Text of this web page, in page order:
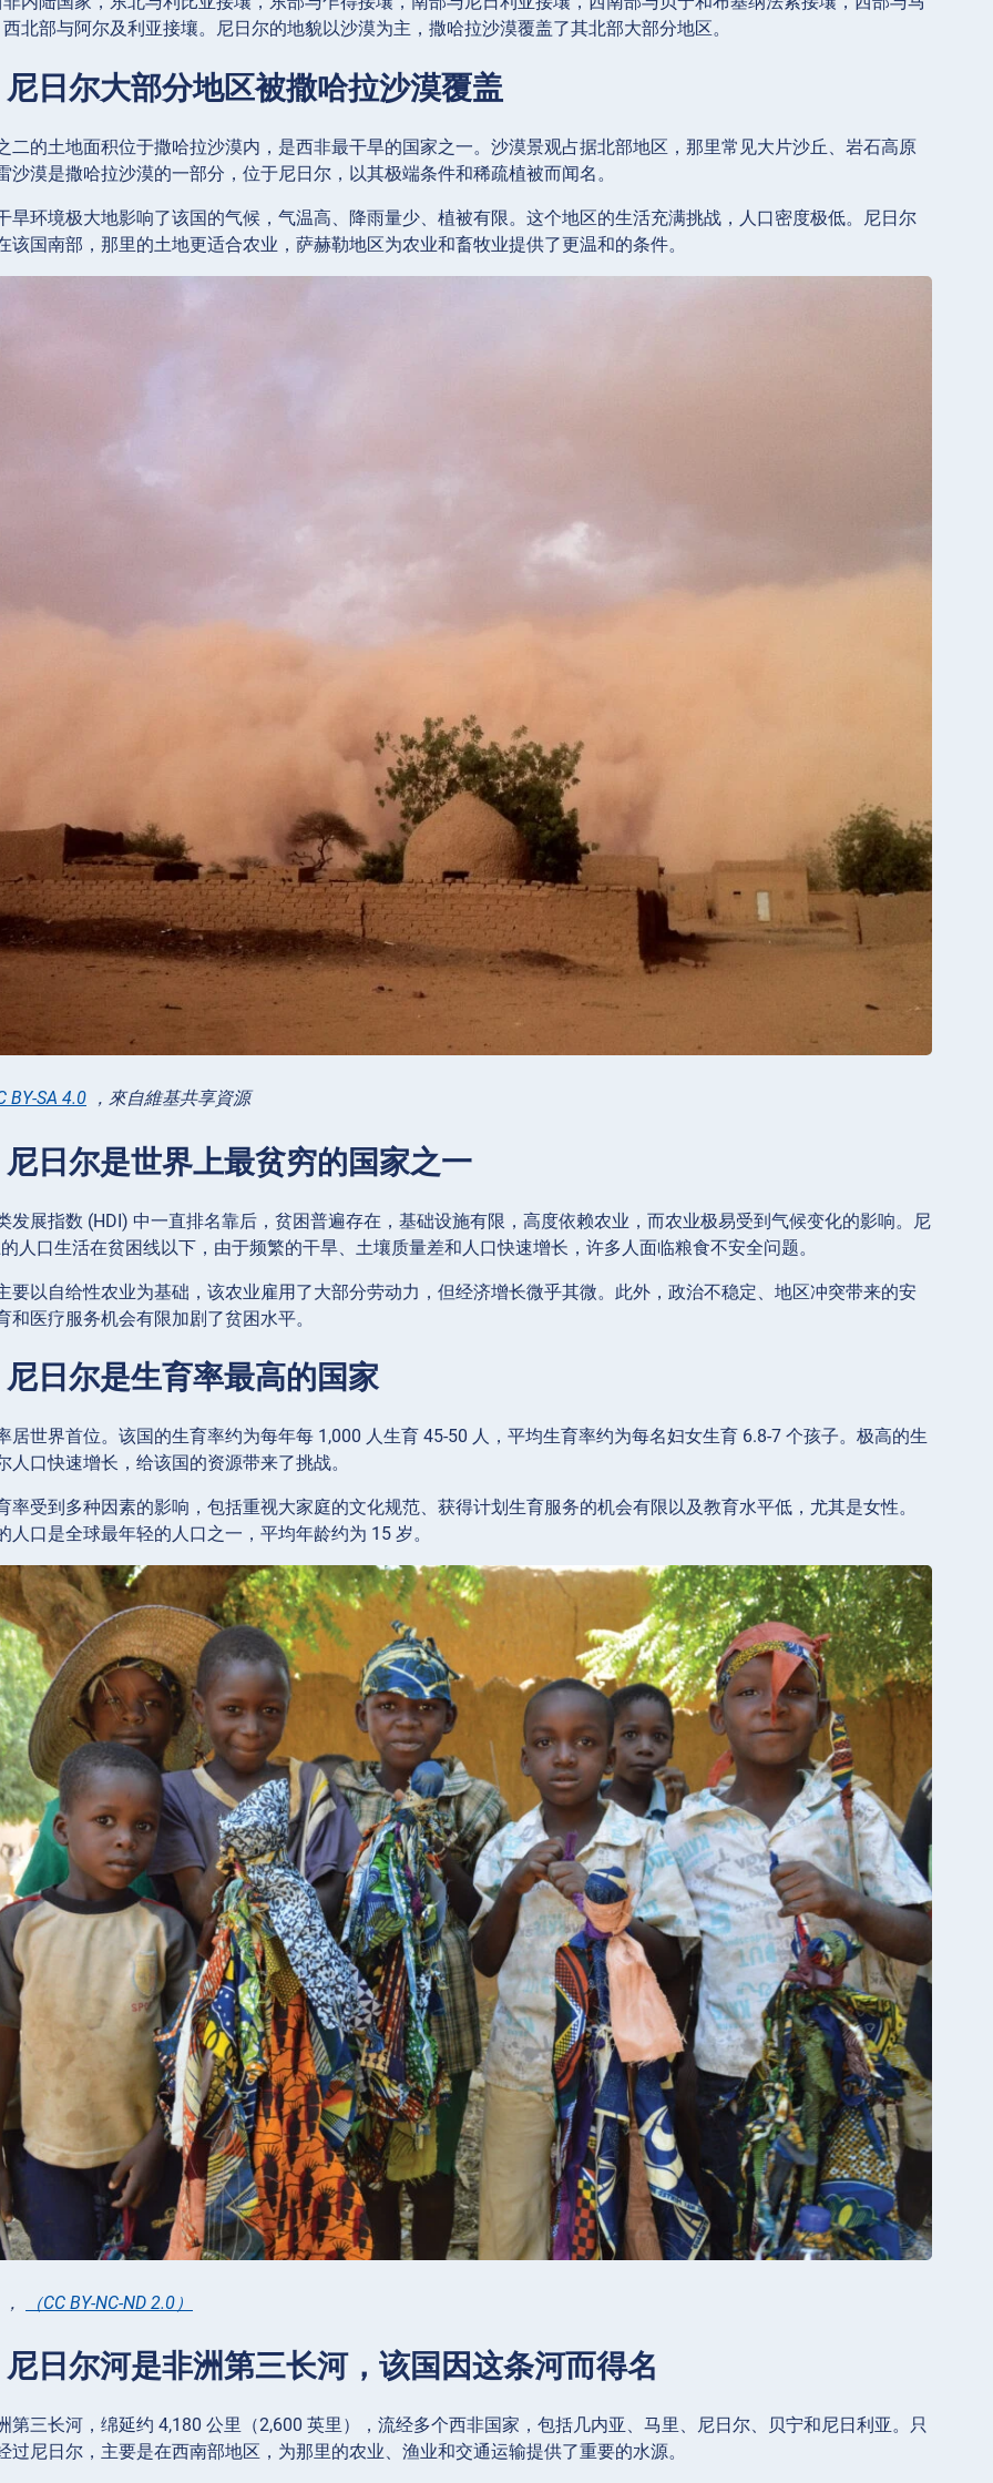
北部与阿尔及利亚接壤。尼日尔的地貌以沙漠为主，撒哈拉沙漠覆盖了其北部大部分地区。
日尔大部分地区被撒哈拉沙漠覆盖
二的土地面积位于撒哈拉沙漠内，是西非最干旱的国家之一。沙漠景观占据北部地区，那里常见大片沙丘、岩石高原
沙漠是撒哈拉沙漠的一部分，位于尼日尔，以其极端条件和稀疏植被而闻名。
旱环境极大地影响了该国的气候，气温高、降雨量少、植被有限。这个地区的生活充满挑战，人口密度极低。尼日尔
该国南部，那里的土地更适合农业，萨赫勒地区为农业和畜牧业提供了更温和的条件。
BY-SA 4.0 ，來自維基共享資源
日尔是世界上最贫穷的国家之一
发展指数 (HDI) 中一直排名靠后，贫困普遍存在，基础设施有限，高度依赖农业，而农业极易受到气候变化的影响。尼
人口生活在贫困线以下，由于频繁的干旱、土壤质量差和人口快速增长，许多人面临粮食不安全问题。
要以自给性农业为基础，该农业雇用了大部分劳动力，但经济增长微乎其微。此外，政治不稳定、地区冲突带来的安
和医疗服务机会有限加剧了贫困水平。
日尔是生育率最高的国家
居世界首位。该国的生育率约为每年每 1,000 人生育 45-50 人，平均生育率约为每名妇女生育 6.8-7 个孩子。极高的生
人口快速增长，给该国的资源带来了挑战。
率受到多种因素的影响，包括重视大家庭的文化规范、获得计划生育服务的机会有限以及教育水平低，尤其是女性。
人口是全球最年轻的人口之一，平均年龄约为 15 岁。
， （CC BY-NC-ND 2.0）
日尔河是非洲第三长河，该国因这条河而得名
第三长河，绵延约 4,180 公里（2,600 英里），流经多个西非国家，包括几内亚、马里、尼日尔、贝宁和尼日利亚。只
过尼日尔，主要是在西南部地区，为那里的农业、渔业和交通运输提供了重要的水源。